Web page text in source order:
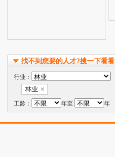
找不到您要的人才?搜一下看看
行业：
林业
工龄： 年至 年